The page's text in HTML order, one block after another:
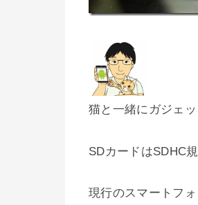
猫と一緒にガジェ
SDカードはSDHC
現行のスマートフ